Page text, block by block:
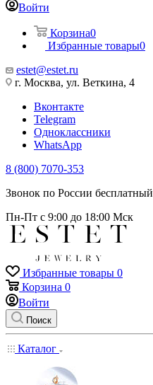
Войти
Корзина0
Избранные товары0
estet@estet.ru
г. Москва, ул. Веткина, 4
Вконтакте
Telegram
Одноклассники
WhatsApp
8 (800) 7070-353
Звонок по России бесплатный
Пн-Пт с 9:00 до 18:00 Мск
Избранные товары 0
Корзина 0
Войти
Поиск
Каталог